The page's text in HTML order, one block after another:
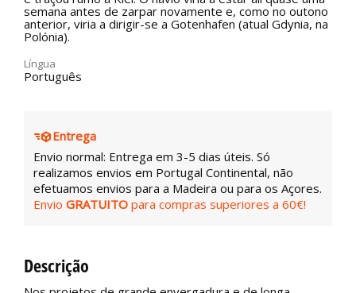
semana antes de zarpar novamente e, como no outono
anterior, viria a dirigir-se a Gotenhafen (atual Gdynia, na
Polónia).
Língua
Português
Entrega
Envio normal: Entrega em 3-5 dias úteis. Só
realizamos envios em Portugal Continental, não
efetuamos envios para a Madeira ou para os Açores.
Envio GRATUITO para compras superiores a 60€!
Descrição